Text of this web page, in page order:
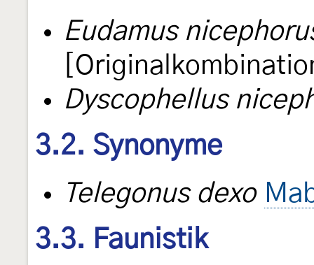
Eudamus
Dyscophellus
3.2. Synonyme
Telegonus dexo
3.3. Faunistik